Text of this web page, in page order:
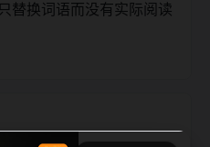
替换词语而没有实际阅读